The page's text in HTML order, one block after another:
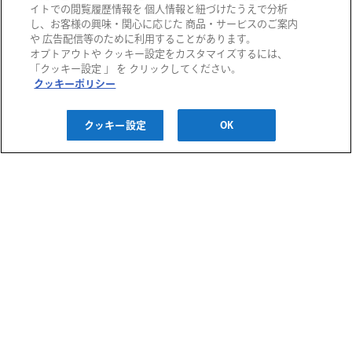
阪急百貨店
阪急メンズ大阪 神戸阪急
阪神百貨店
阪神梅田本店 阪神・にしのみや
イトでの閲覧履歴情報を 個人情報と紐づけたうえで分析
し、お客様の興味・関心に応じた 商品・サービスのご案内
や 広告配信等のために利用することがあります。
オプトアウトや クッキー設定をカスタマイズするには、
「クッキー設定 」 を クリックしてください。
クッキーポリシー
クッキー設定 OK